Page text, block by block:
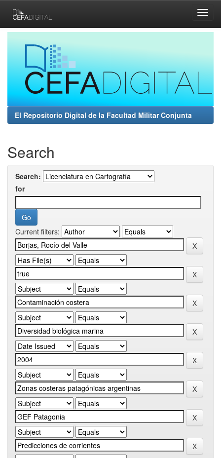
navigation
El Repositorio Digital de la Facultad Militar Conjunta
Search
Search:
for
Current filters: